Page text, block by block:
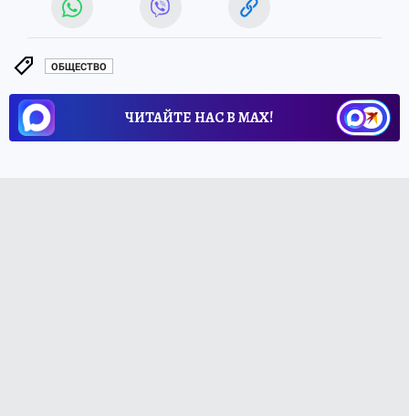
ОБЩЕСТВО
ЧИТАЙТЕ НАС В МАХ!